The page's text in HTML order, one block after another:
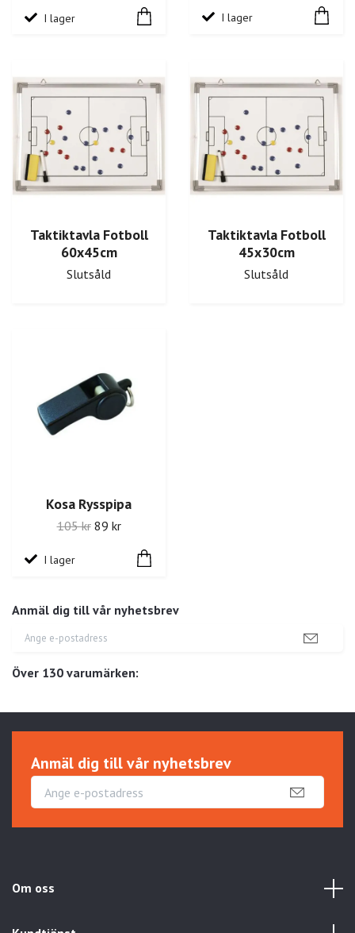
Anmäl dig till vår nyhetsbrev
Över 130 varumärken:
I lager I lager
Taktiktavla Fotboll
60x45cm
Slutsåld
Taktiktavla Fotboll
45x30cm
Slutsåld
Kosa Rysspipa
105 kr 89 kr
I lager
Anmäl dig till vår nyhetsbrev
Om oss